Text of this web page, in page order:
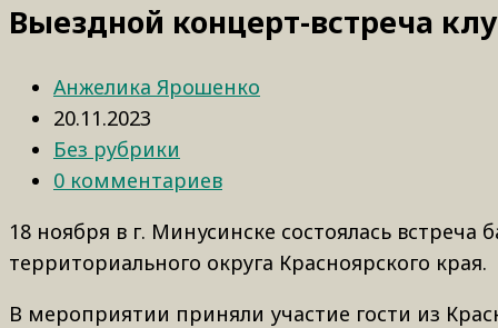
Выездной концерт-встреча
Анжелика Ярошенко
20.11.2023
Без рубрики
0 комментариев
18 ноября в г. Минусинске состоялась
территориального округа Красноярского края.
В мероприятии приняли участие гости из